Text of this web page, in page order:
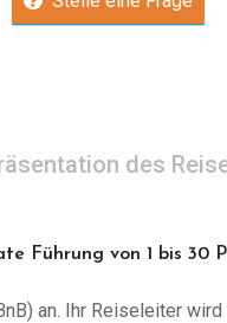
des
Führung von 1 bis 30
an. Ihr Reiseleiter